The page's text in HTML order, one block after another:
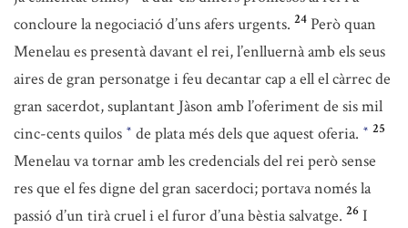
concloure la negociació d’uns afers urgents. 24 Però quan
Menelau es presentà davant el rei, l’enlluernà amb els seus
aires de gran personatge i feu decantar cap a ell el càrrec de
gran sacerdot, suplantant Jàson amb l’oferiment de sis mil
cinc-cents quilos * de plata més dels que aquest oferia. * 25
Menelau va tornar amb les credencials del rei però sense
res que el fes digne del gran sacerdoci; portava només la
passió d’un tirà cruel i el furor d’una bèstia salvatge. 26 I